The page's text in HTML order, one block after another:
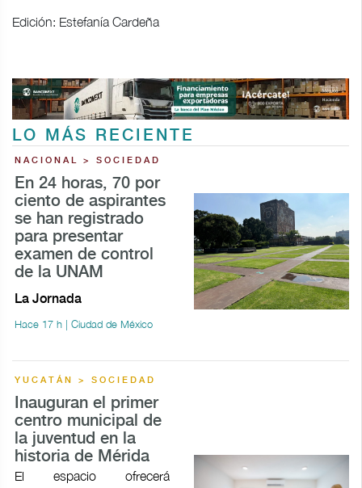
Edición: Estefanía Cardeña
LO MÁS RECIENTE
NACIONAL > SOCIEDAD
En 24 horas, 70 por
ciento de aspirantes
se han registrado
para presentar
examen de control
de la UNAM
La Jornada
Hace 17 h | Ciudad de México
YUCATÁN > SOCIEDAD
Inauguran el primer
centro municipal de
la juventud en la
historia de Mérida
El espacio ofrecerá